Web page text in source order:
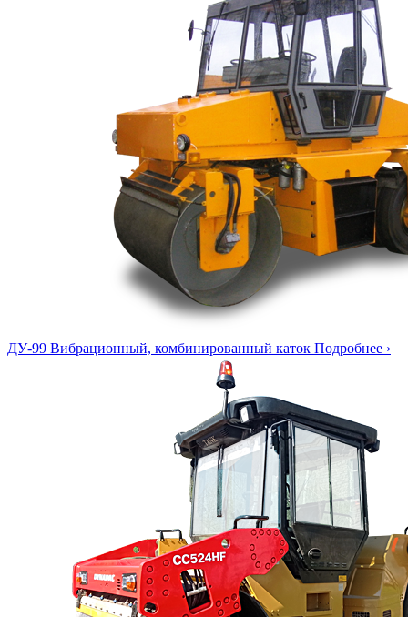
ДУ-99 Вибрационный, комбинированный каток Подробнее ›